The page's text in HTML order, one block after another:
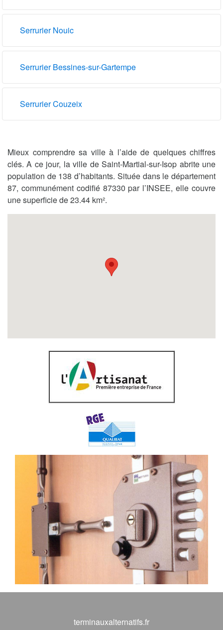
Serrurier Nouic
Serrurier Bessines-sur-Gartempe
Serrurier Couzeix
Mieux comprendre sa ville à l’aide de quelques chiffres
clés. A ce jour, la ville de Saint-Martial-sur-Isop abrite une
population de 138 d’habitants. Située dans le département
87, communément codifié 87330 par l’INSEE, elle couvre
une superficie de 23.44 km².
terminauxalternatifs.fr